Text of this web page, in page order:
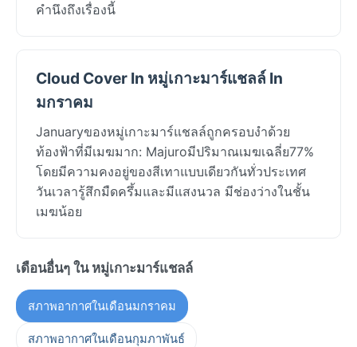
คำนึงถึงเรื่องนี้
Cloud Cover In หมู่เกาะมาร์แชลล์ In
มกราคม
Januaryของหมู่เกาะมาร์แชลล์ถูกครอบงำด้วย
ท้องฟ้าที่มีเมฆมาก: Majuroมีปริมาณเมฆเฉลี่ย77%
โดยมีความคงอยู่ของสีเทาแบบเดียวกันทั่วประเทศ
วันเวลารู้สึกมืดครึ้มและมีแสงนวล มีช่องว่างในชั้น
เมฆน้อย
เดือนอื่นๆ ใน หมู่เกาะมาร์แชลล์
สภาพอากาศในเดือนมกราคม
สภาพอากาศในเดือนกุมภาพันธ์